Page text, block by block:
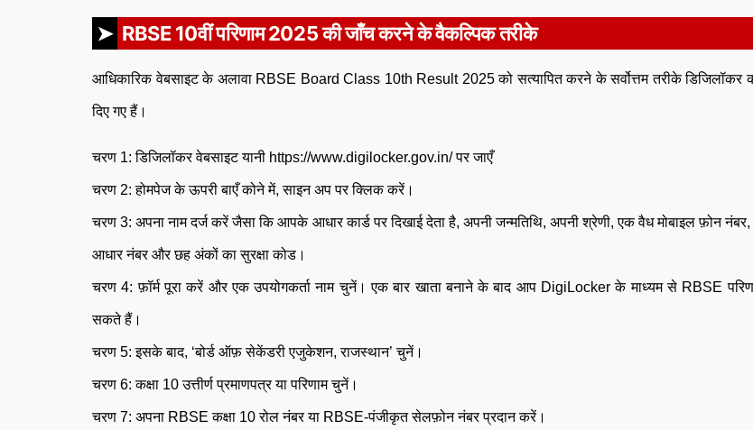
RBSE 10वीं परिणाम 2025 की जाँच करने के वैकल्पिक तरीके
आधिकारिक वेबसाइट के अलावा RBSE Board Class 10th Result 2025 को सत्यापित करने के सर्वोत्तम तरीके डिजिलॉकर
दिए गए हैं।
चरण 1: डिजिलॉकर वेबसाइट यानी https://www.digilocker.gov.in/ पर जाएँ
चरण 2: होमपेज के ऊपरी बाएँ कोने में, साइन अप पर क्लिक करें।
चरण 3: अपना नाम दर्ज करें जैसा कि आपके आधार कार्ड पर दिखाई देता है, अपनी जन्मतिथि, अपनी श्रेणी, एक वैध मोबाइल फ़ोन
आधार नंबर और छह अंकों का सुरक्षा कोड।
चरण 4: फ़ॉर्म पूरा करें और एक उपयोगकर्ता नाम चुनें। एक बार खाता बनाने के बाद आप DigiLocker के माध्यम से RBSE
सकते हैं।
चरण 5: इसके बाद, ‘बोर्ड ऑफ़ सेकेंडरी एजुकेशन, राजस्थान’ चुनें।
चरण 6: कक्षा 10 उत्तीर्ण प्रमाणपत्र या परिणाम चुनें।
चरण 7: अपना RBSE कक्षा 10 रोल नंबर या RBSE-पंजीकृत सेलफ़ोन नंबर प्रदान करें।